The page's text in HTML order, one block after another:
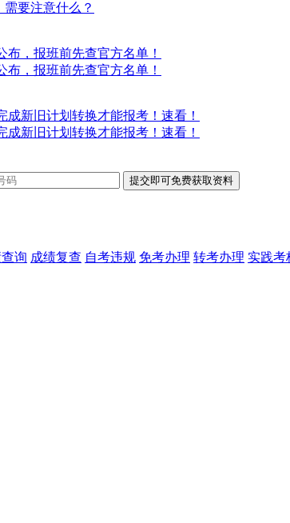
需要注意什么？
，报班前先查官方名单！
，报班前先查官方名单！
新旧计划转换才能报考！速看！
新旧计划转换才能报考！速看！
询 成绩复查 自考违规 免考办理 转考办理 实践考